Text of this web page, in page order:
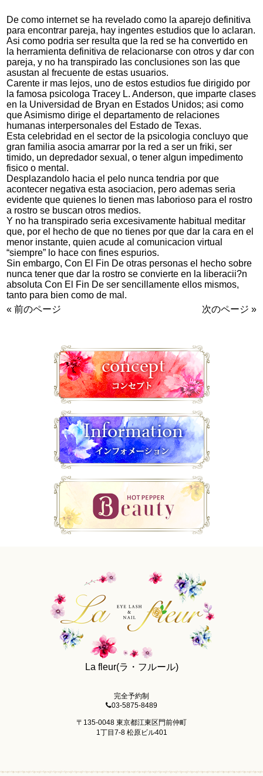
De como internet se ha revelado como la aparejo definitiva
para encontrar pareja, hay ingentes estudios que lo aclaran.
Asi­ como podri­a ser resulta que la red se ha convertido en
la herramienta definitiva de relacionarse con otros y dar con
pareja, y no ha transpirado las conclusiones son las que
asustan al frecuente de estas usuarios.
Carente ir mas lejos, uno de estos estudios fue dirigido por
la famosa psicologa Tracey L. Anderson, que imparte clases
en la Universidad de Bryan en Estados Unidos; asi­ como
que Asimismo dirige el departamento de relaciones
humanas interpersonales del Estado de Texas.
Esta celebridad en el sector de la psicologia concluyo que
gran familia asocia amarrar por la red a ser un friki, ser
timido, un depredador sexual, o tener algun impedimento
fisico o mental.
Desplazandolo hacia el pelo nunca tendria por que
acontecer negativa esta asociacion, pero ademas seri­a
evidente que quienes lo tienen mas laborioso para el rostro
a rostro se buscan otros medios.
Y no ha transpirado seri­a excesivamente habitual meditar
que, por el hecho de que no tienes por que dar la cara en el
menor instante, quien acude al comunicacion virtual
“siempre” lo hace con fines espurios.
Sin embargo, Con El Fin De otras personas el hecho sobre
nunca tener que dar la rostro se convierte en la liberacii?n
absoluta Con El Fin De ser sencillamente ellos mismos,
tanto para bien como de mal.
« 前のページ
次のページ »
La fleur(ラ・フルール)
完全予約制
03-5875-8489
〒135-0048 東京都江東区門前仲町
1丁目7-8 松原ビル401